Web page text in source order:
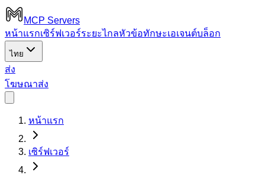
MCP Servers
หน้าแรกเซิร์ฟเวอร์ระยะไกลหัวข้อทักษะเอเจนต์บล็อก
ไทย
ส่ง
โฆษณาส่ง
หน้าแรก
เซิร์ฟเวอร์